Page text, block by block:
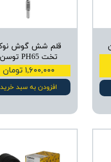
قلم شش گوش
تخت PH65 توسن
۱,۶۰۰,۰۰۰ تومان
افزودن به سبد خرید